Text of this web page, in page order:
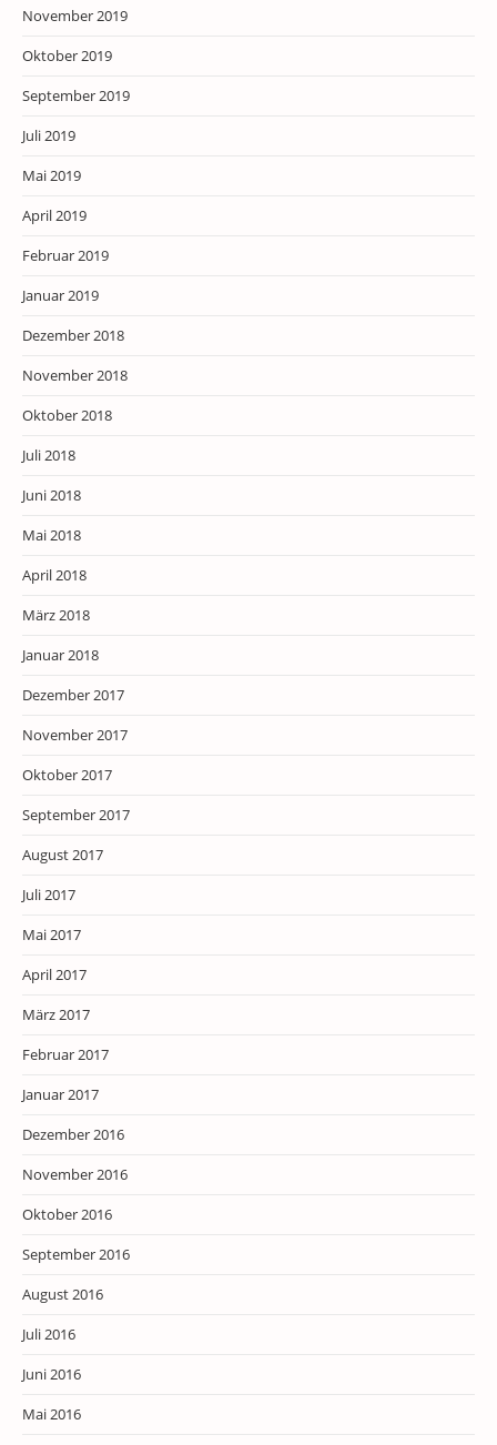
November 2019
Oktober 2019
September 2019
Juli 2019
Mai 2019
April 2019
Februar 2019
Januar 2019
Dezember 2018
November 2018
Oktober 2018
Juli 2018
Juni 2018
Mai 2018
April 2018
März 2018
Januar 2018
Dezember 2017
November 2017
Oktober 2017
September 2017
August 2017
Juli 2017
Mai 2017
April 2017
März 2017
Februar 2017
Januar 2017
Dezember 2016
November 2016
Oktober 2016
September 2016
August 2016
Juli 2016
Juni 2016
Mai 2016